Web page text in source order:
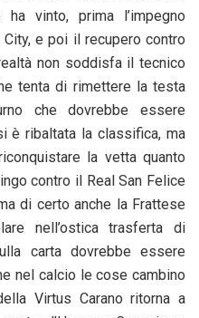
vinto, prima l’impegno
e poi il recupero contro
non soddisfa il tecnico
tenta di rimettere la testa
che dovrebbe essere
è ribaltata la classifica, ma
la vetta quanto
contro il Real San Felice
di certo anche la Frattese
nell’ostica trasferta di
carta dovrebbe essere
nel calcio le cose cambino
Virtus Carano ritorna a